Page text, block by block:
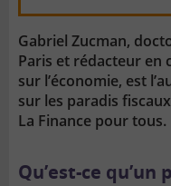
Gabriel Zucman,
Paris et rédacteur en
sur l’économie, est
sur les paradis
La Finance pour tous.
Qu’est-ce qu’un